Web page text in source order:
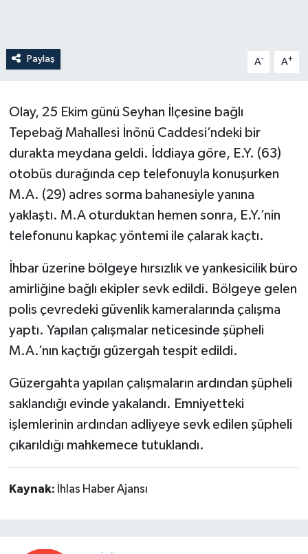
Paylaş A- A+
Olay, 25 Ekim günü Seyhan İlçesine bağlı
Tepebağ Mahallesi İnönü Caddesi’ndeki bir
durakta meydana geldi. İddiaya göre, E.Y. (63)
otobüs durağında cep telefonuyla konuşurken
M.A. (29) adres sorma bahanesiyle yanına
yaklaştı. M.A oturduktan hemen sonra, E.Y.’nin
telefonunu kapkaç yöntemi ile çalarak kaçtı.
İhbar üzerine bölgeye hırsızlık ve yankesicilik büro
amirliğine bağlı ekipler sevk edildi. Bölgeye gelen
polis çevredeki güvenlik kameralarında çalışma
yaptı. Yapılan çalışmalar neticesinde şüpheli
M.A.’nın kaçtığı güzergah tespit edildi.
Güzergahta yapılan çalışmaların ardından şüpheli
saklandığı evinde yakalandı. Emniyetteki
işlemlerinin ardından adliyeye sevk edilen şüpheli
çıkarıldığı mahkemece tutuklandı.
Kaynak: İhlas Haber Ajansı